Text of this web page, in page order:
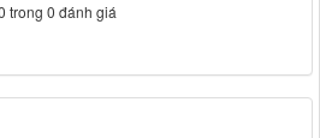
trong 0 đánh giá